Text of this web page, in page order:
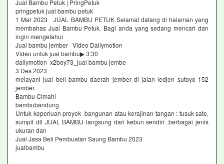
Jual Bambu Petuk | PringPetuk
pringpetuk jual bambu petuk
1 Mar 2023 JUAL BAMBU PETUK Selamat datang di halaman yang
membahas Jual Bambu Petuk. Bagi anda yang sedang mencari dan
ingin mengetahui
Jual bambu jember Video Dailymotion
Video untuk jual bambu▶ 3:30
dailymotion x2boy73_jual bambu jembe
3 Des 2023
melayani jual beli bambu daerah jember di jalan ledjen sutoyo 152
jember.
Bambu Cimahi
bambubandung
Untuk keperluan proyek bangunan atau kerajinan tangan : tusuk sate,
sumpit dll JUAL BAMBU langsung dari kebun sendiri .berbagai jenis
ukuran dan
Jual Jasa Beli Pembuatan Saung Bambu 2023
jualbambu